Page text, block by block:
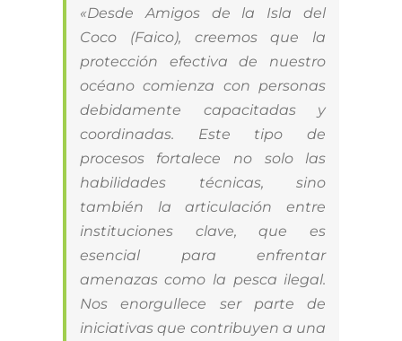
«Desde Amigos de la Isla del
Coco (Faico), creemos que la
protección efectiva de nuestro
océano comienza con personas
debidamente capacitadas y
coordinadas. Este tipo de
procesos fortalece no solo las
habilidades técnicas, sino
también la articulación entre
instituciones clave, que es
esencial para enfrentar
amenazas como la pesca ilegal.
Nos enorgullece ser parte de
iniciativas que contribuyen a una